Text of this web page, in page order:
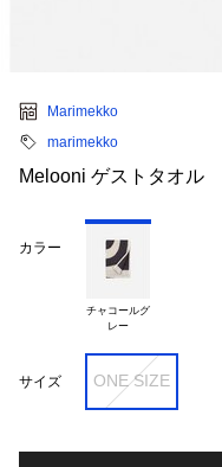
Marimekko
marimekko
Melooni ゲストタオル
カラー
チャコールグ
サイズ ONE SIZE